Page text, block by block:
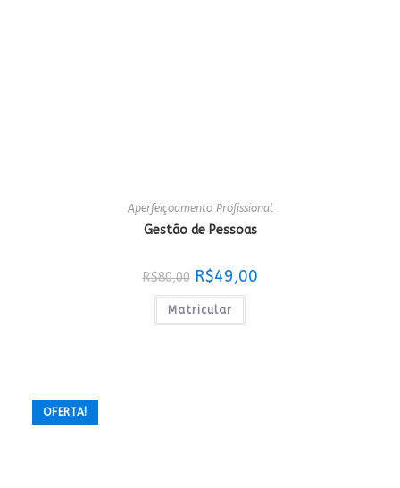
Aperfeiçoamento Profissional
Gestão de Pessoas
R$80,00 O
preço
original
era:
R$80,00.
R$49,00O
Matricular
OFERTA!